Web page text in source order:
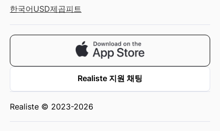
한국어USD제곱피트
Realiste 지원 채팅
Realiste © 2023-2026